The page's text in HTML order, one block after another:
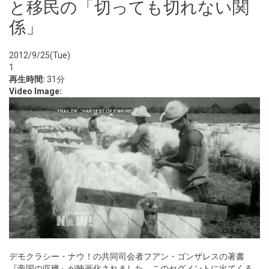
と移民の「切っても切れない関
係」
2012/9/25(Tue)
1
再生時間: 31分
Video Image:
デモクラシー・ナウ！の共同司会者フアン・ゴンザレスの著書